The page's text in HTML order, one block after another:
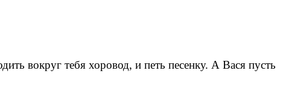
вокруг тебя хоровод, и петь песенку. А Вася пусть